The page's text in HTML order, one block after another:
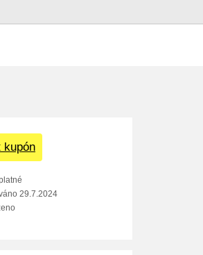
kupón
29.7.2024